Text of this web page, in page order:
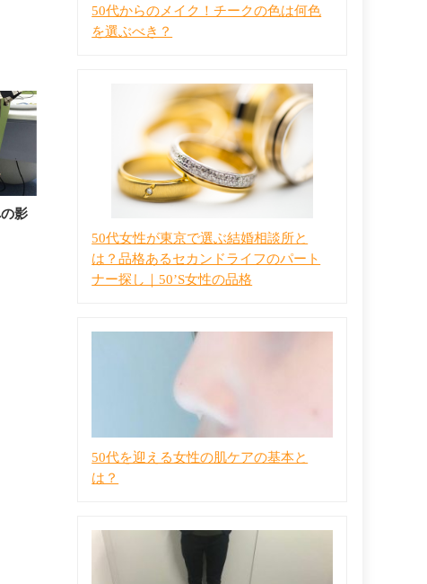
影
50代からのメイク！チークの色は何色
を選ぶべき？
50代女性が東京で選ぶ結婚相談所と
は？品格あるセカンドライフのパート
ナー探し｜50’S女性の品格
50代を迎える女性の肌ケアの基本と
は？